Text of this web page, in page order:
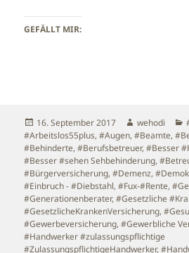
GEFÄLLT MIR:
Veröffentlicht
am
16. September 2017 Autor
wehodi
#Arbeitslos55plus,#Augen,#Beamte,
#Behinderte,#Berufsbetreuer,#Besser
#Besser #sehen Sehbehinderung,
#Bürgerversicherung,#Demenz,
#Einbruch - #Diebstahl,#Fux-#Rente,
#Generationenberater,#Gesetzliche
#GesetzlicheKrankenVersicherung,
#Gewerbeversicherung,#Gewerbliche
#Handwerker #zulassungspflichtige
#ZulassungspflichtigeHandwerker,